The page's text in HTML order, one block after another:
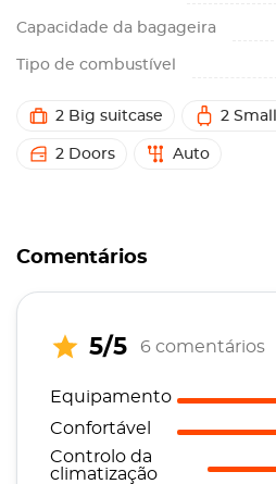
Capacidade da bagageira
Tipo de combustível
2 Big suitcase 2
2 Doors Auto
Comentários
5/5 6 comentários
Equipamento
Confortável
Controlo da
climatização